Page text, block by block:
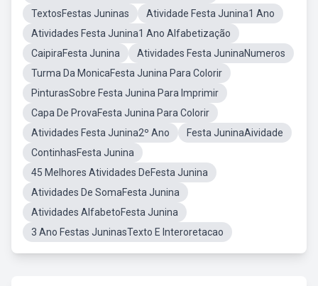
TextosFestas Juninas
Atividade Festa Junina1 Ano
Atividades Festa Junina1 Ano Alfabetização
CaipiraFesta Junina
Atividades Festa JuninaNumeros
Turma Da MonicaFesta Junina Para Colorir
PinturasSobre Festa Junina Para Imprimir
Capa De ProvaFesta Junina Para Colorir
Atividades Festa Junina2º Ano
Festa JuninaAividade
ContinhasFesta Junina
45 Melhores Atividades DeFesta Junina
Atividades De SomaFesta Junina
Atividades AlfabetoFesta Junina
3 Ano Festas JuninasTexto E Interoretacao